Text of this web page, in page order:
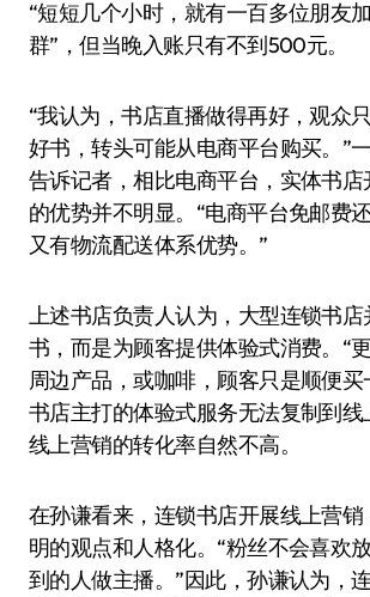
“短短几个小时，就有一百多位朋友
群”，但当晚入账只有不到500元。
“我认为，书店直播做得再好，观众
好书，转头可能从电商平台购买。”
告诉记者，相比电商平台，实体书
的优势并不明显。“电商平台免邮费
又有物流配送体系优势。”
上述书店负责人认为，大型连锁书
书，而是为顾客提供体验式消费。“
周边产品，或咖啡，顾客只是顺便买
书店主打的体验式服务无法复制到
线上营销的转化率自然不高。
在孙谦看来，连锁书店开展线上营
明的观点和人格化。“粉丝不会喜欢
到的人做主播。”因此，孙谦认为，